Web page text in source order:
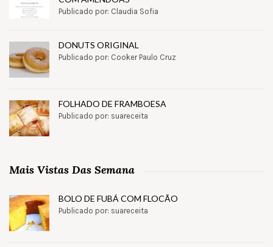
Publicado por: Claudia Sofia
DONUTS ORIGINAL
Publicado por: Cooker Paulo Cruz
FOLHADO DE FRAMBOESA
Publicado por: suareceita
Mais Vistas Das Semana
BOLO DE FUBÁ COM FLOCÃO
Publicado por: suareceita